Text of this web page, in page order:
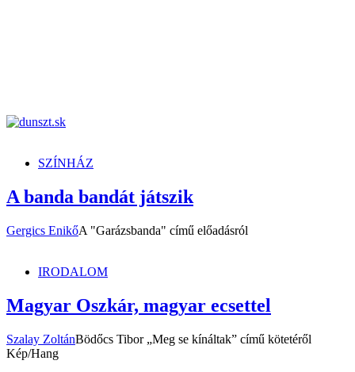
SZÍNHÁZ
A banda bandát játszik
Gergics EnikőA "Garázsbanda" című előadásról
IRODALOM
Magyar Oszkár, magyar ecsettel
Szalay ZoltánBödőcs Tibor „Meg se kínáltak” című kötetéről
Kép/Hang